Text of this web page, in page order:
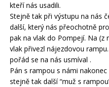
kteří nás usadili.
Stejně tak při výstupu na nás
další, který nás přeochotně
pak na vlak do Pompejí. Na (z
vlak přivezl nájezdovou
pořád se na nás usmíval .
Pán s rampou s námi
stejně tak další “muž s